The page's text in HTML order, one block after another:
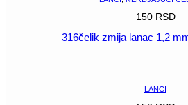
150 RSD
316čelik zmija lanac 1,2
LANCI